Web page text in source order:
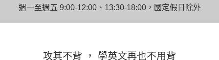
週一至週五 9:00-12:00、13:30-18:00，國定假日除外
攻其不背 ， 學英文再也不用背